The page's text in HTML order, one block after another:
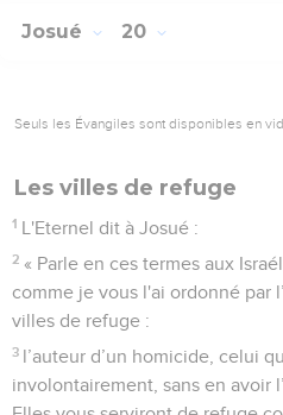
Josué 20
Seuls les Évangiles sont disponibles en
Les villes de refuge
1 L'Eternel dit à Josué :
2 « Parle en ces termes aux
comme je vous l'ai ordonné par
villes de refuge :
3 l’auteur d’un homicide, celui
involontairement, sans en avoir